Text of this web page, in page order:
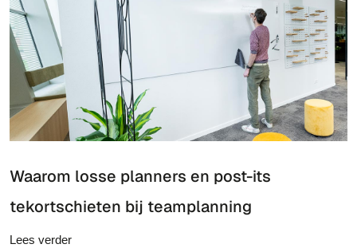
Waarom losse planners en post-its
tekortschieten bij teamplanning
Lees verder